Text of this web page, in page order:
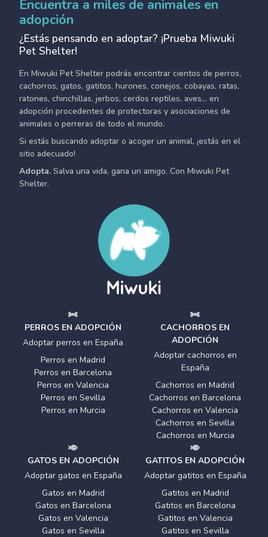
Encuentra a miles de animales en
adopción
¿Estás pensando en adoptar? ¡Prueba Miwuki
Pet Shelter!
En Miwuki Pet Shelter podrás encontrar cientos de perros,
cachorros, gatos, gatitos, hurones, conejos, cobayas, ratas,
ratones, chinchillas, jerbos, cerdos reptiles, aves... en
adopción procedentes de protectoras y asociaciones de
animales o perreras de todo el mundo.
Si estás buscando adoptar o acoger un animal, ¡estás en el
sitio adecuado!
Adopta. Salva una vida, gana un amigo. Con Miwuki Pet
Shelter.
PERROS EN ADOPCIÓN
Adoptar perros en España
Perros en Madrid
Perros en Barcelona
Perros en Valencia
Perros en Sevilla
Perros en Murcia
CACHORROS EN
ADOPCIÓN
Adoptar cachorros en
España
Cachorros en Madrid
Cachorros en Barcelona
Cachorros en Valencia
Cachorros en Sevilla
Cachorros en Murcia
GATOS EN ADOPCIÓN
Adoptar gatos en España
Gatos en Madrid
Gatos en Barcelona
Gatos en Valencia
Gatos en Sevilla
GATITOS EN ADOPCIÓN
Adoptar gatitos en España
Gatitos en Madrid
Gatitos en Barcelona
Gatitos en Valencia
Gatitos en Sevilla